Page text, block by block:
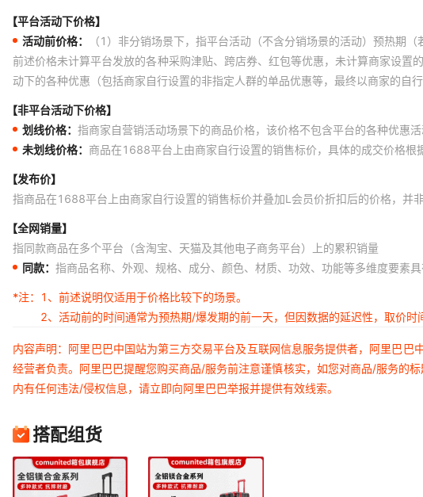
【平台活动下价格】
活动前价格：
（1）非分销场景下，指平台活动（不含分销场景的活动）预热期
前述价格未计算平台发放的各种采购津贴、跨店券、红包等优惠，未计算商家设
动下的各种优惠（包括商家自行设置的非指定人群的单品优惠等，最终以商家的自
【非平台活动下价格】
划线价格： 指商家自营销活动场景下的商品价格，该价格不包含平台的各种优惠
未划线价格： 商品在1688平台上由商家自行设置的销售标价，具体的成交价格根
【发布价】
指商品在1688平台上由商家自行设置的销售标价并叠加L会员价折扣后的价格，并非
【全网销量】
指同款商品在多个平台（含淘宝、天猫及其他电子商务平台）上的累积销量
同款： 指商品名称、外观、规格、成分、颜色、材质、功效、功能等多维度要素
*注：
1、前述说明仅适用于价格比较下的场景。
2、活动前的时间通常为预热期/爆发期的前一天，但因数据的延迟性，取价
内容声明：阿里巴巴中国站为第三方交易平台及互联网信息服务提供者，阿里巴
经营者负责。阿里巴巴提醒您购买商品/服务前注意谨慎核实，如您对商品/服务的
内有任何违法/侵权信息，请立即向阿里巴巴举报并提供有效线索。
搭配组货